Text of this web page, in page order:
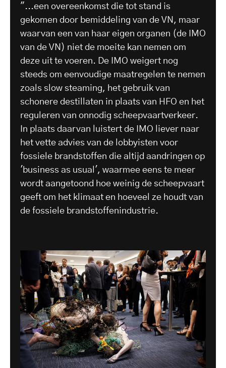
"...een overeenkomst die tot stand is
gekomen door bemiddeling van de VN, maar
waarvan een van haar eigen organen (de IMO
van de VN) niet de moeite kan nemen om
deze uit te voeren. De IMO weigert nog
steeds om eenvoudige maatregelen te nemen
zoals slow steaming, het gebruik van
schonere destillaten in plaats van HFO en het
reguleren van onnodig scheepvaartverkeer.
In plaats daarvan luistert de IMO liever naar
het vette advies van de lobbyisten voor
fossiele brandstoffen die altijd aandringen op
'business as usual', waarmee eens te meer
wordt aangetoond hoe weinig de scheepvaart
geeft om het klimaat en hoeveel ze houdt van
de fossiele brandstoffenindustrie.